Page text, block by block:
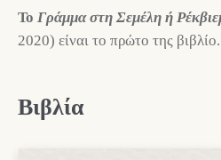
Το Γράμμα στη Σεμέλη ή
2020) είναι το πρώτο της βιβλίο.
Βιβλία